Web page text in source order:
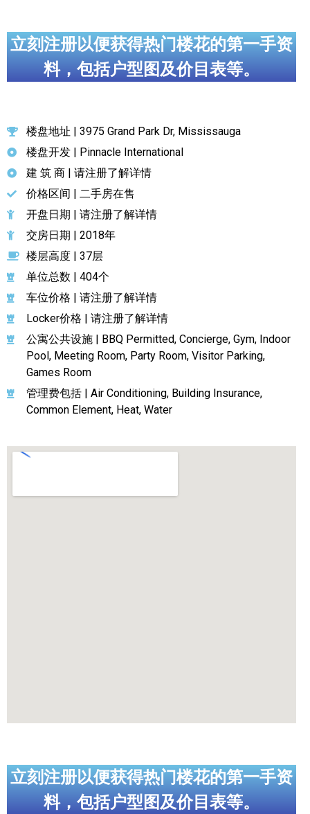
立刻注册以便获得热门楼花的第一手资
料，包括户型图及价目表等。
楼盘地址 | 3975 Grand Park Dr, Mississauga
楼盘开发 | Pinnacle International
建 筑 商 | 请注册了解详情
价格区间 | 二手房在售
开盘日期 | 请注册了解详情
交房日期 | 2018年
楼层高度 | 37层
单位总数 | 404个
车位价格 | 请注册了解详情
Locker价格 | 请注册了解详情
公寓公共设施 | BBQ Permitted, Concierge, Gym, Indoor
Pool, Meeting Room, Party Room, Visitor Parking,
Games Room
管理费包括 | Air Conditioning, Building Insurance,
Common Element, Heat, Water
立刻注册以便获得热门楼花的第一手资
料，包括户型图及价目表等。